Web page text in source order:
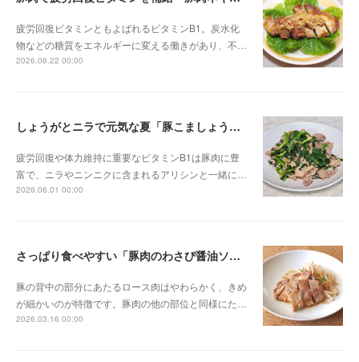
疲労回復ビタミンともよばれるビタミンB1。炭水化
物などの糖質をエネルギーに変える働きがあり、不…
2026.06.22 00:00
しょうがとニラで元気な夏「豚こましょうが炒め」
疲労回復や体力維持に重要なビタミンB1は豚肉に豊
富で、ニラやニンニクに含まれるアリシンと一緒に…
2026.06.01 00:00
さっぱり食べやすい「豚肉のわさび醤油ソテー」
豚の背中の部分にあたるロース肉はやわらかく、きめ
が細かいのが特徴です。豚肉の他の部位と同様にた…
2026.03.16 00:00